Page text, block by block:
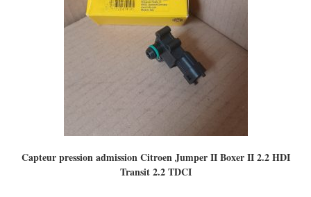
Capteur pression admission Citroen Jumper II Boxer II 2.2 HDI
Transit 2.2 TDCI